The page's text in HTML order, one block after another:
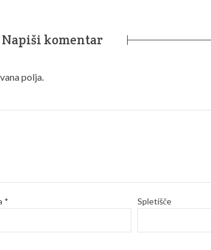
Napiši komentar
polja.
* Spletišče